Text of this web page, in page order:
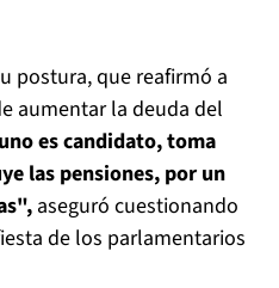
postura, que reafirmó a
aumentar la deuda del
es candidato, toma
las pensiones, por un
aseguró cuestionando
de los parlamentarios